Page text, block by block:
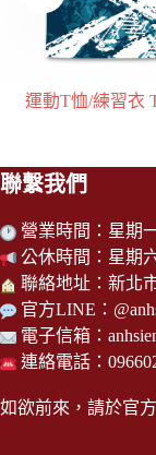
運動T恤/練習
聯繫我們
營業時間：星期
公休時間：星期
聯絡地址：新北
官方LINE：
電子信箱：
連絡電話：
如欲前來，請於官